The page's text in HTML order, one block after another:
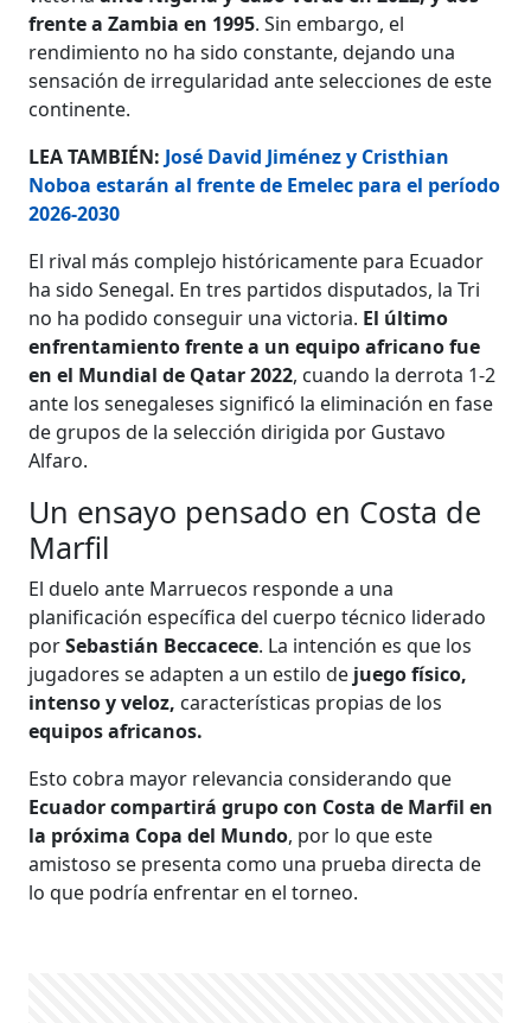
frente a Zambia en 1995. Sin embargo, el
rendimiento no ha sido constante, dejando una
sensación de irregularidad ante selecciones de este
continente.
LEA TAMBIÉN: José David Jiménez y Cristhian
Noboa estarán al frente de Emelec para el período
2026-2030
El rival más complejo históricamente para Ecuador
ha sido Senegal. En tres partidos disputados, la Tri
no ha podido conseguir una victoria. El último
enfrentamiento frente a un equipo africano fue
en el Mundial de Qatar 2022, cuando la derrota 1-2
ante los senegaleses significó la eliminación en fase
de grupos de la selección dirigida por Gustavo
Alfaro.
Un ensayo pensado en Costa de
Marfil
El duelo ante Marruecos responde a una
planificación específica del cuerpo técnico liderado
porSebastián Beccacece. La intención es que los
jugadores se adapten a un estilo de juego físico,
intenso y veloz, características propias de los
equipos africanos.
Esto cobra mayor relevancia considerando que
Ecuador compartirá grupo con Costa de Marfil en
la próxima Copa del Mundo, por lo que este
amistoso se presenta como una prueba directa de
lo que podría enfrentar en el torneo.